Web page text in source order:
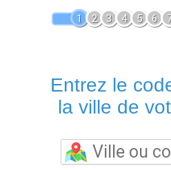
1 2 3 4 5 6
Entrez le
la ville de